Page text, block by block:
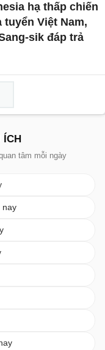
hạ thấp chiến
tuyển Việt Nam,
sik đáp trả
ÍCH
tâm mỗi ngày
nay